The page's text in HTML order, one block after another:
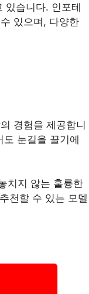
있습니다. 인포테
있으며, 다양한
경험을 제공합니
눈길을 끌기에
치지 않는 훌륭한
천할 수 있는 모델